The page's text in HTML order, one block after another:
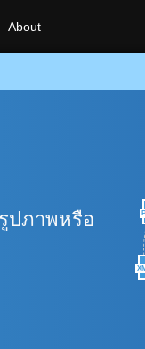
About
ปภาพหรือ